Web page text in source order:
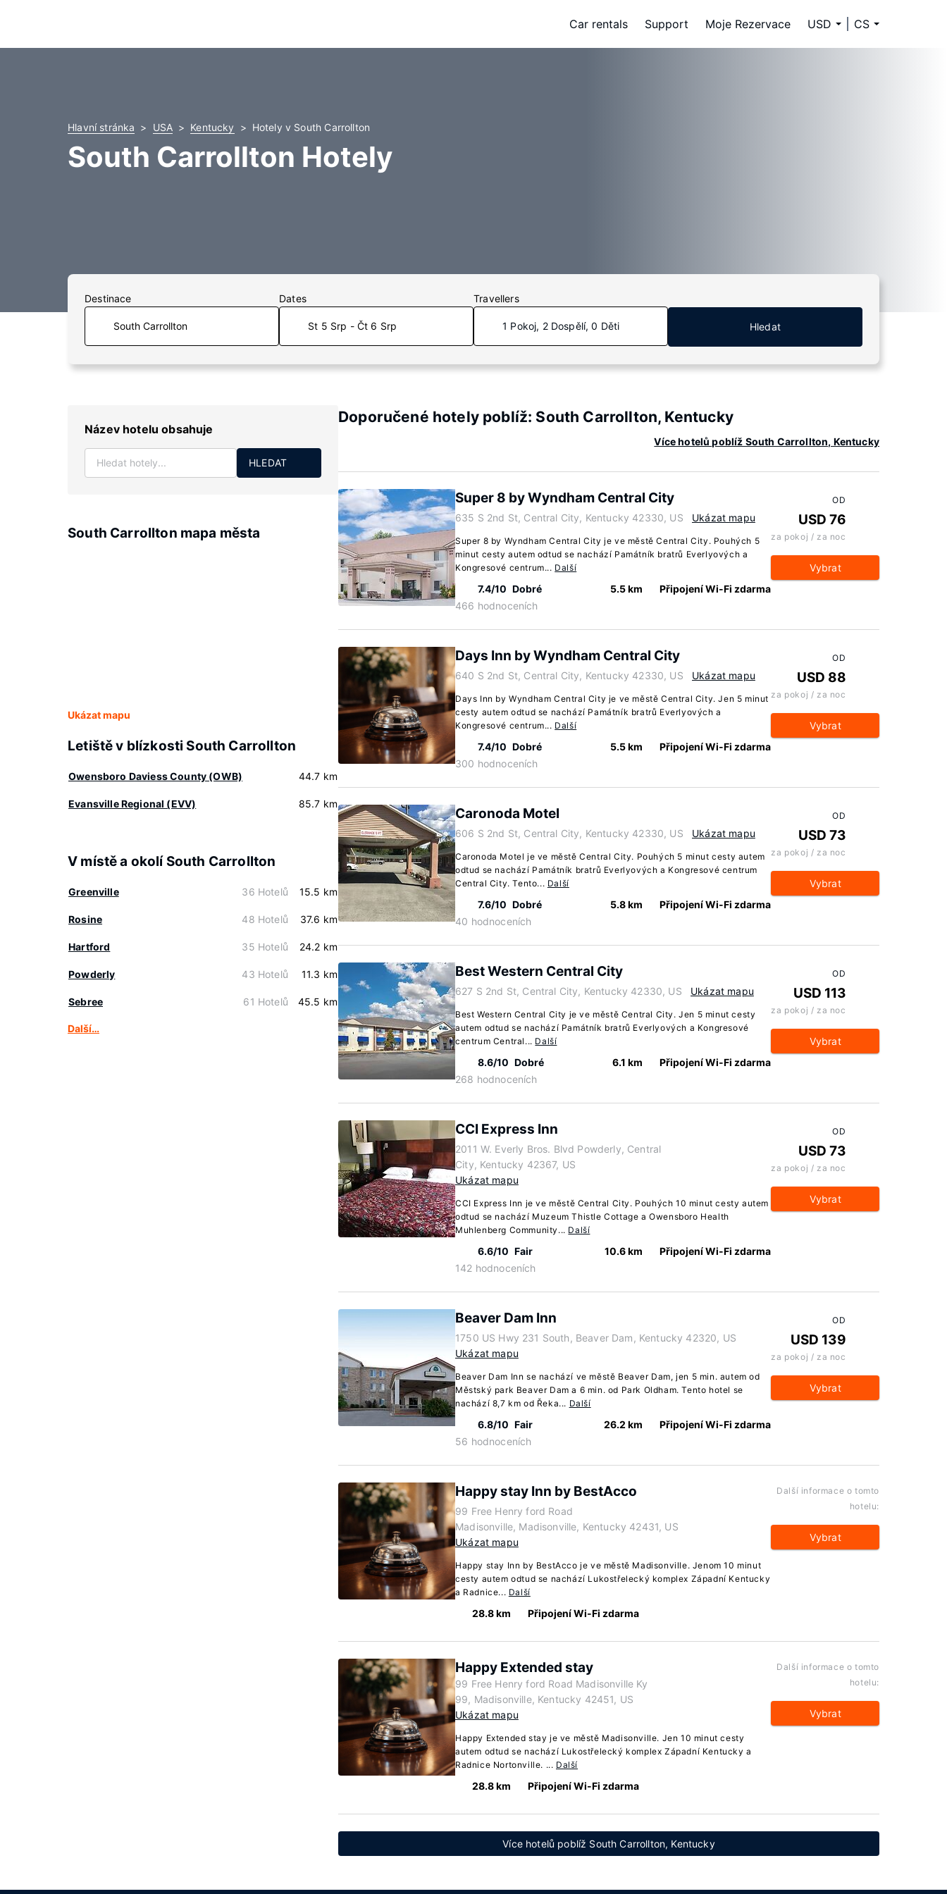
Car rentals Support Moje Rezervace USD CS
Hlavní stránka USA Kentucky Hotely v South Carrollton
South Carrollton Hotely
Destinace Dates
St 5 Srp - Čt 6 Srp
Travellers
1 Pokoj, 2 Dospělí, 0 Děti Hledat
Název hotelu obsahuje
HLEDAT
South Carrollton mapa města
Ukázat mapu
Letiště v blízkosti South Carrollton
Owensboro Daviess County (OWB) 44.7 km
Evansville Regional (EVV) 85.7 km
V místě a okolí South Carrollton
Greenville 36 Hotelů 15.5 km
Rosine 48 Hotelů 37.6 km
Hartford 35 Hotelů 24.2 km
Powderly 43 Hotelů 11.3 km
Sebree 61 Hotelů 45.5 km
Další…
Doporučené hotely poblíž: South Carrollton, Kentucky
Více hotelů poblíž South Carrollton, Kentucky
Super 8 by Wyndham Central City
635 S 2nd St, Central City, Kentucky 42330, US Ukázat mapu
Super 8 by Wyndham Central City je ve městě Central City. Pouhých 5
minut cesty autem odtud se nachází Památník bratrů Everlyových a
Kongresové centrum... Další
7.4/10 Dobré
466 hodnoceních
5.5 km Připojení Wi-Fi zdarma
OD
USD 76
za pokoj / za noc
Vybrat
Days Inn by Wyndham Central City
640 S 2nd St, Central City, Kentucky 42330, US Ukázat mapu
Days Inn by Wyndham Central City je ve městě Central City. Jen 5 minut
cesty autem odtud se nachází Památník bratrů Everlyových a
Kongresové centrum... Další
7.4/10 Dobré
300 hodnoceních
5.5 km Připojení Wi-Fi zdarma
OD
USD 88
za pokoj / za noc
Vybrat
Caronoda Motel
606 S 2nd St, Central City, Kentucky 42330, US Ukázat mapu
Caronoda Motel je ve městě Central City. Pouhých 5 minut cesty autem
odtud se nachází Památník bratrů Everlyových a Kongresové centrum
Central City. Tento... Další
7.6/10 Dobré
40 hodnoceních
5.8 km Připojení Wi-Fi zdarma
OD
USD 73
za pokoj / za noc
Vybrat
Best Western Central City
627 S 2nd St, Central City, Kentucky 42330, US Ukázat mapu
Best Western Central City je ve městě Central City. Jen 5 minut cesty
autem odtud se nachází Památník bratrů Everlyových a Kongresové
centrum Central... Další
8.6/10 Dobré
268 hodnoceních
6.1 km Připojení Wi-Fi zdarma
OD
USD 113
za pokoj / za noc
Vybrat
CCI Express Inn
2011 W. Everly Bros. Blvd Powderly, Central
City, Kentucky 42367, US
Ukázat mapu
CCI Express Inn je ve městě Central City. Pouhých 10 minut cesty autem
odtud se nachází Muzeum Thistle Cottage a Owensboro Health
Muhlenberg Community... Další
6.6/10 Fair
142 hodnoceních
10.6 km Připojení Wi-Fi zdarma
OD
USD 73
za pokoj / za noc
Vybrat
Beaver Dam Inn
1750 US Hwy 231 South, Beaver Dam, Kentucky 42320, US
Ukázat mapu
Beaver Dam Inn se nachází ve městě Beaver Dam, jen 5 min. autem od
Městský park Beaver Dam a 6 min. od Park Oldham. Tento hotel se
nachází 8,7 km od Řeka... Další
6.8/10 Fair
56 hodnoceních
26.2 km Připojení Wi-Fi zdarma
OD
USD 139
za pokoj / za noc
Vybrat
Happy stay Inn by BestAcco
99 Free Henry ford Road
Madisonville, Madisonville, Kentucky 42431, US
Ukázat mapu
Happy stay Inn by BestAcco je ve městě Madisonville. Jenom 10 minut
cesty autem odtud se nachází Lukostřelecký komplex Západní Kentucky
a Radnice... Další
28.8 km Připojení Wi-Fi zdarma
Další informace o tomto
hotelu:
Vybrat
Happy Extended stay
99 Free Henry ford Road Madisonville Ky
99, Madisonville, Kentucky 42451, US
Ukázat mapu
Happy Extended stay je ve městě Madisonville. Jen 10 minut cesty
autem odtud se nachází Lukostřelecký komplex Západní Kentucky a
Radnice Nortonville. ... Další
28.8 km Připojení Wi-Fi zdarma
Další informace o tomto
hotelu:
Vybrat
Více hotelů poblíž South Carrollton, Kentucky